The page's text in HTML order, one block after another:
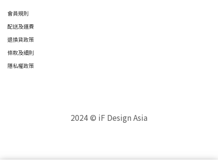
會員規則
配送及運費
退換貨政策
條款及細則
隱私權政策
2024 © iF Design Asia